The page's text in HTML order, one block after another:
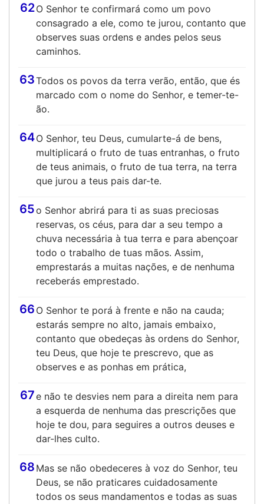
62O Senhor te confirmará como um povo
consagrado a ele, como te jurou, contanto que
observes suas ordens e andes pelos seus
caminhos.
63Todos os povos da terra verão, então, que és
marcado com o nome do Senhor, e temer-te-
ão.
64O Senhor, teu Deus, cumularte-á de bens,
multiplicará o fruto de tuas entranhas, o fruto
de teus animais, o fruto de tua terra, na terra
que jurou a teus pais dar-te.
65o Senhor abrirá para ti as suas preciosas
reservas, os céus, para dar a seu tempo a
chuva necessária à tua terra e para abençoar
todo o trabalho de tuas mãos. Assim,
emprestarás a muitas nações, e de nenhuma
receberás emprestado.
66 O Senhor te porá à frente e não na cauda;
estarás sempre no alto, jamais embaixo,
contanto que obedeças às ordens do Senhor,
teu Deus, que hoje te prescrevo, que as
observes e as ponhas em prática,
67e não te desvies nem para a direita nem para
a esquerda de nenhuma das prescrições que
hoje te dou, para seguires a outros deuses e
dar-lhes culto.
68 Mas se não obedeceres à voz do Senhor, teu
Deus, se não praticares cuidadosamente
todos os seus mandamentos e todas as suas